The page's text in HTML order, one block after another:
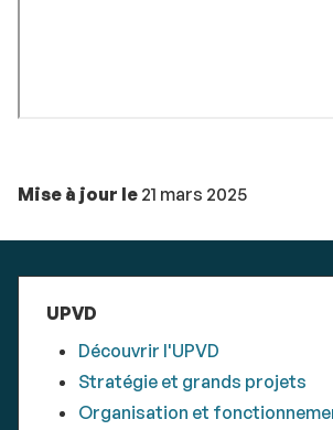
Mise à jour le 21 mars 2025
UPVD
Découvrir l'UPVD
Stratégie et grands projets
Organisation et